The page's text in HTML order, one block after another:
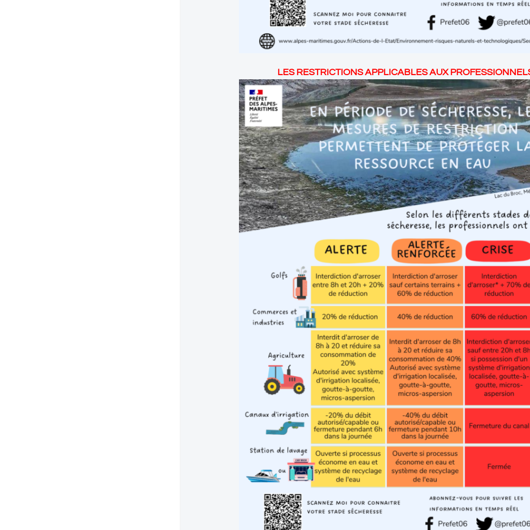
LES RESTRICTIONS APPLICABLES AUX